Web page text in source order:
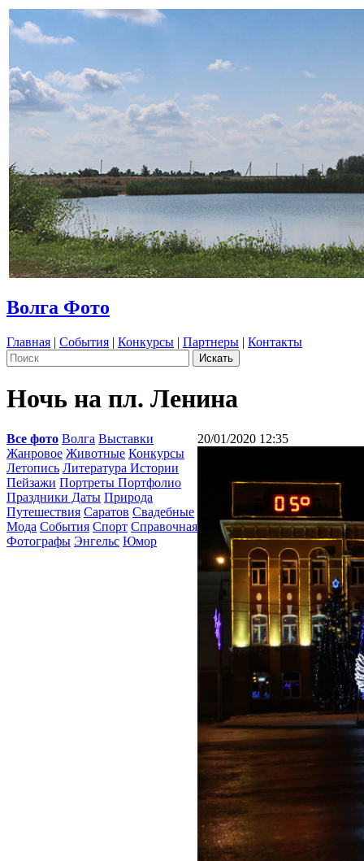
Волга Фото
Главная | События | Конкурсы | Партнеры | Контакты
Ночь на пл. Ленина
Все фото Волга Выставки
Жанровое Животные Конкурсы
Летопись Литература Истории
Пейзажи Портреты Портфолио
Праздники Даты Природа
Путешествия Саратов Свадебные
Мода События Спорт Справочная
Фотографы Энгельс Юмор
20/01/2020 12:35